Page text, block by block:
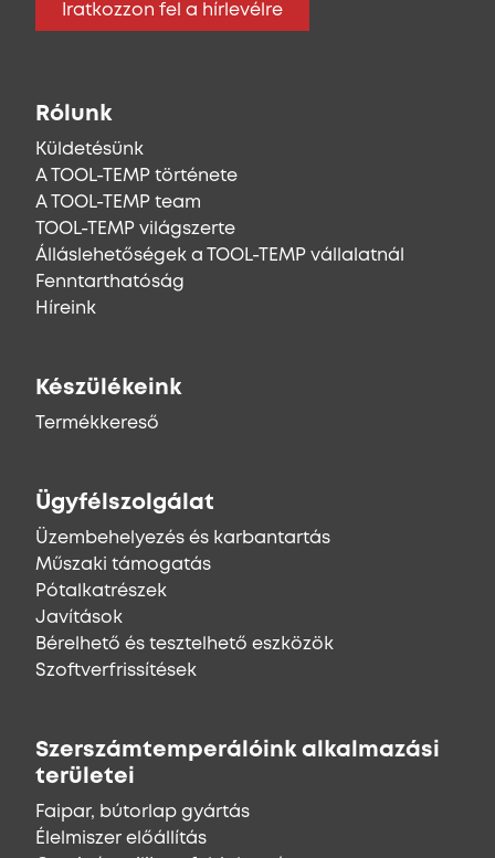
Iratkozzon fel a hírlevélre
Rólunk
Küldetésünk
A TOOL-TEMP története
A TOOL-TEMP team
TOOL-TEMP világszerte
Álláslehetőségek a TOOL-TEMP vállalatnál
Fenntarthatóság
Híreink
Készülékeink
Termékkereső
Ügyfélszolgálat
Üzembehelyezés és karbantartás
Műszaki támogatás
Pótalkatrészek
Javítások
Bérelhető és tesztelhető eszközök
Szoftverfrissítések
Szerszámtemperálóink alkalmazási
területei
Faipar, bútorlap gyártás
Élelmiszer előállítás